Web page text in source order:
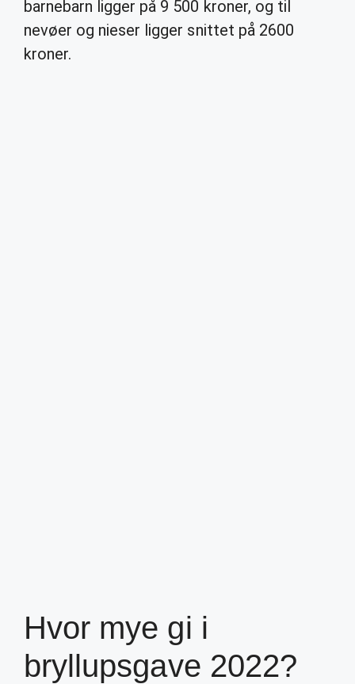
barnebarn ligger på 9 500 kroner, og til
nevøer og nieser ligger snittet på 2600
kroner.
Hvor mye gi i
bryllupsgave 2022?